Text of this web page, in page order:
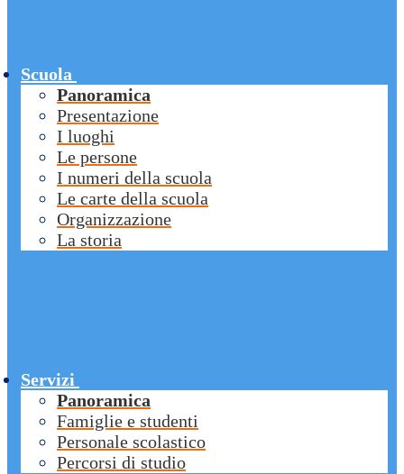
Scuola
Panoramica
Presentazione
I luoghi
Le persone
I numeri della scuola
Le carte della scuola
Organizzazione
La storia
Servizi
Panoramica
Famiglie e studenti
Personale scolastico
Percorsi di studio